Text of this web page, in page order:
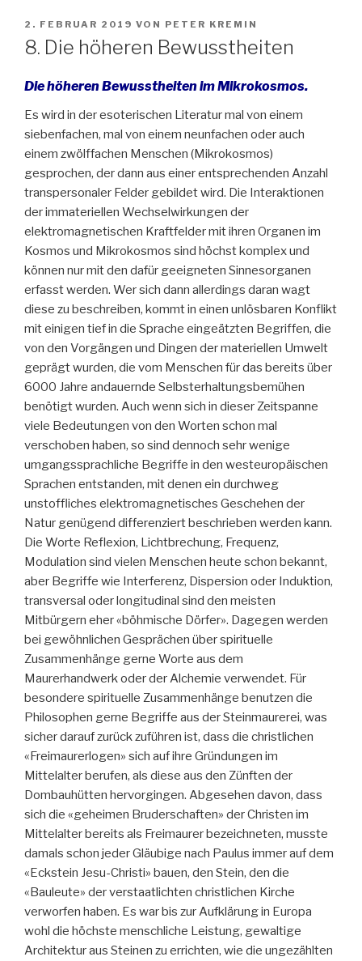
VERÖFFENTLICHT
AM
2. FEBRUAR 2019 VON PETER KREMIN
8. Die höheren Bewusstheiten
Die höheren Bewusstheiten im Mikrokosmos.
Es wird in der esoterischen Literatur mal von einem
siebenfachen, mal von einem neunfachen oder auch
einem zwölffachen Menschen (Mikrokosmos)
gesprochen, der dann aus einer entsprechenden Anzahl
transpersonaler Felder gebildet wird. Die Interaktionen
der immateriellen Wechselwirkungen der
elektromagnetischen Kraftfelder mit ihren Organen im
Kosmos und Mikrokosmos sind höchst komplex und
können nur mit den dafür geeigneten Sinnesorganen
erfasst werden. Wer sich dann allerdings daran wagt
diese zu beschreiben, kommt in einen unlösbaren Konflikt
mit einigen tief in die Sprache eingeätzten Begriffen, die
von den Vorgängen und Dingen der materiellen Umwelt
geprägt wurden, die vom Menschen für das bereits über
6000 Jahre andauernde Selbsterhaltungsbemühen
benötigt wurden. Auch wenn sich in dieser Zeitspanne
viele Bedeutungen von den Worten schon mal
verschoben haben, so sind dennoch sehr wenige
umgangssprachliche Begriffe in den westeuropäischen
Sprachen entstanden, mit denen ein durchweg
unstoffliches elektromagnetisches Geschehen der
Natur genügend differenziert beschrieben werden kann.
Die Worte Reflexion, Lichtbrechung, Frequenz,
Modulation sind vielen Menschen heute schon bekannt,
aber Begriffe wie Interferenz, Dispersion oder Induktion,
transversal oder longitudinal sind den meisten
Mitbürgern eher «böhmische Dörfer». Dagegen werden
bei gewöhnlichen Gesprächen über spirituelle
Zusammenhänge gerne Worte aus dem
Maurerhandwerk oder der Alchemie verwendet. Für
besondere spirituelle Zusammenhänge benutzen die
Philosophen gerne Begriffe aus der Steinmaurerei, was
sicher darauf zurück zuführen ist, dass die christlichen
«Freimaurerlogen» sich auf ihre Gründungen im
Mittelalter berufen, als diese aus den Zünften der
Dombauhütten hervorgingen. Abgesehen davon, dass
sich die «geheimen Bruderschaften» der Christen im
Mittelalter bereits als Freimaurer bezeichneten, musste
damals schon jeder Gläubige nach Paulus immer auf dem
«Eckstein Jesu-Christi» bauen, den Stein, den die
«Bauleute» der verstaatlichten christlichen Kirche
verworfen haben. Es war bis zur Aufklärung in Europa
wohl die höchste menschliche Leistung, gewaltige
Architektur aus Steinen zu errichten, wie die ungezählten